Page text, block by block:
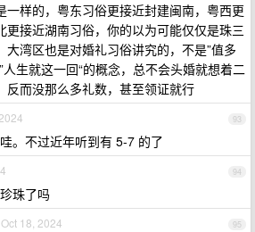
一样的，粤东习俗更接近封建闽南，粤西更
更接近湖南习俗，你的以为可能仅仅是珠三
大湾区也是对婚礼习俗讲究的，不是”值多
人生就这一回“的概念，总不会头婚就想着二
反而没那么多礼数，甚至领证就行
93
。不过近年听到有 5-7 的了
94
珠了吗
95
Oct 18, 2024